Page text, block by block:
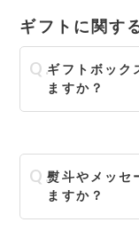
ギフトに関す
ギフトボック
ますか？
熨斗やメッセ
ますか？